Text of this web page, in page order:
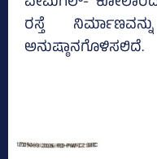
ರಸ್ತೆ
ಅನುಷ್ಠಾನಗೊಳಿಸಲಿದೆ.